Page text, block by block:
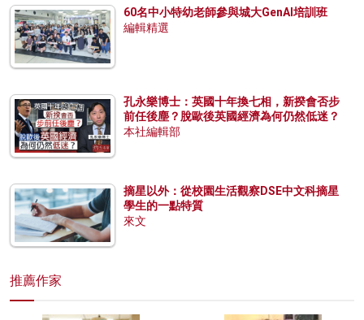
60名中小特幼老師參與城大GenAI培訓班
編輯精選
孔永樂博士：英國十年換七相，新揆會否步
前任後塵？脫歐後英國經濟為何仍然低迷？
本社編輯部
摘星以外：從校園生活觀察DSE中文科摘星
學生的一點特質
來文
推薦作家